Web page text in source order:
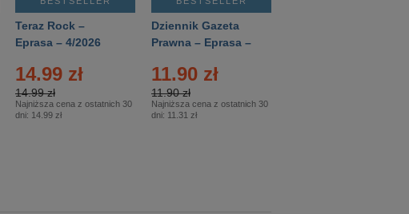
Teraz Rock –
Eprasa – 4/2026
14.99 zł
14.99 zł
Najniższa cena z ostatnich 30
dni: 14.99 zł
Dziennik Gazeta
Prawna – Eprasa –
11.90 zł
11.90 zł
Najniższa cena z ostatnich 30
dni: 11.31 zł